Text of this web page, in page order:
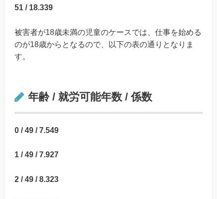
51 / 18.339
被害者が18歳未満の児童のケースでは、仕事を始める
のが18歳からとなるので、以下の表の通りとなりま
す。
年齢 / 就労可能年数 / 係数
0 / 49 / 7.549
1 / 49 / 7.927
2 / 49 / 8.323